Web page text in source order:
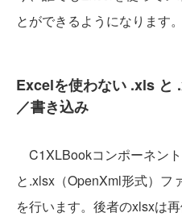
とができるようになります。
Excelを使わない .xls と
／書き込み
C1XLBookコンポーネン
と.xlsx（OpenXml形式）フ
を行います。後者のxlsxは